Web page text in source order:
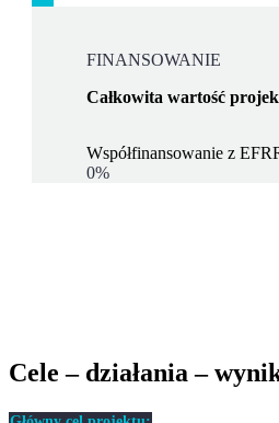
FINANSOWANIE
Całkowita wartość
Współfinansowanie z
0%
Cele – działania –